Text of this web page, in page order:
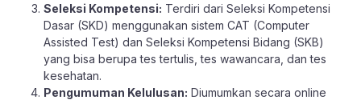
Seleksi Kompetensi: Terdiri dari Seleksi Kompetensi
Dasar (SKD) menggunakan sistem CAT (Computer
Assisted Test) dan Seleksi Kompetensi Bidang (SKB)
yang bisa berupa tes tertulis, tes wawancara, dan tes
kesehatan.
Pengumuman Kelulusan: Diumumkan secara online